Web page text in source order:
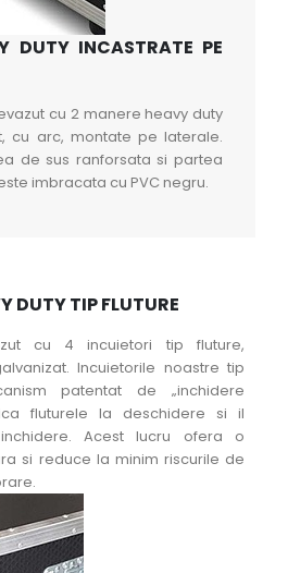
DUTY INCASTRATE PE
cu 2 manere heavy duty
cu arc, montate pe laterale.
de sus ranforsata si partea
imbracata cu PVC negru.
DUTY TIP FLUTURE
cu 4 incuietori tip fluture,
Incuietorile noastre tip
patentat de „inchidere
fluturele la deschidere si il
Acest lucru ofera o
si reduce la minim riscurile de